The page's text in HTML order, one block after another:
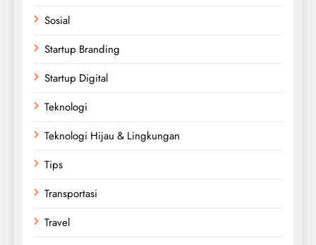
Sosial
Startup Branding
Startup Digital
Teknologi
Teknologi Hijau & Lingkungan
Tips
Transportasi
Travel